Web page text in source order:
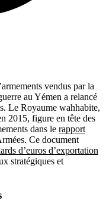
vendus par la
au Yémen a relancé
Le Royaume wahhabite,
2015, figure en tête des
dans le rapport
Ce document
d’euros d’exportation
stratégiques et